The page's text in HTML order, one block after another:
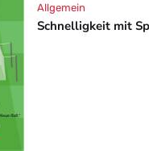
Schnelligkeit mit
Allgemein